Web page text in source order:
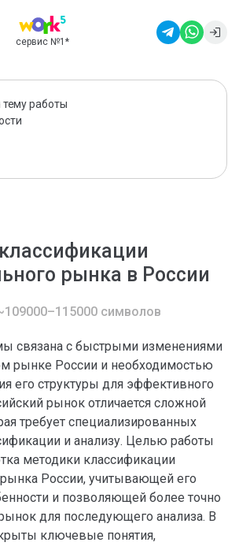
сервис №1 *
тему работы
рынка в России
символов
связана с быстрыми изменениями
рынке России и необходимостью
его структуры для эффективного
рынок отличается сложной
требует специализированных
и анализу. Целью работы
методики классификации
России, учитывающей его
и позволяющей более точно
для последующего анализа. В
ключевые понятия,